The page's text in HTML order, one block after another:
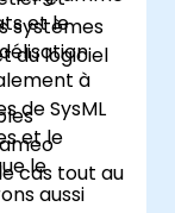
et le
à
de SysML
et le
le
aussi
systèmes
du logiciel
cas tout au